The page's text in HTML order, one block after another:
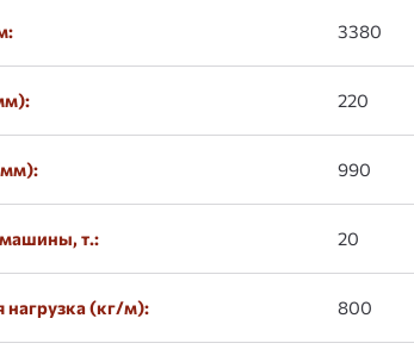
3380
220
990
машины, т.: 20
нагрузка (кг/м): 800